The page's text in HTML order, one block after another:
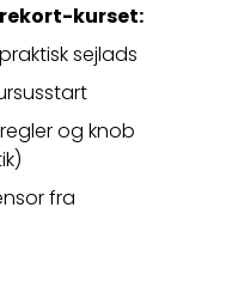
kurset:
sejlads
og knob
fra